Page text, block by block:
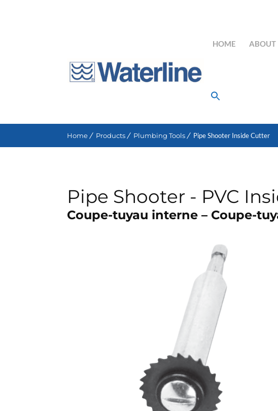
HOME ABOUT
Home Products Plumbing Tools Pipe Shooter Inside Cutter
Pipe Shooter - PVC
Coupe-tuyau interne – Coupe-